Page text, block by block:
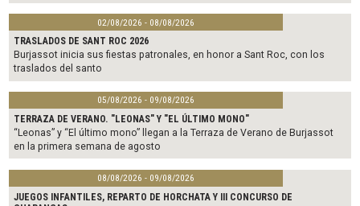
02/08/2026 - 08/08/2026
TRASLADOS DE SANT ROC 2026
Burjassot inicia sus fiestas patronales, en honor a Sant Roc, con los
traslados del santo
05/08/2026 - 09/08/2026
TERRAZA DE VERANO. "LEONAS" Y "EL ÚLTIMO MONO"
“Leonas” y “El último mono” llegan a la Terraza de Verano de Burjassot
en la primera semana de agosto
08/08/2026 - 09/08/2026
JUEGOS INFANTILES, REPARTO DE HORCHATA Y III CONCURSO DE